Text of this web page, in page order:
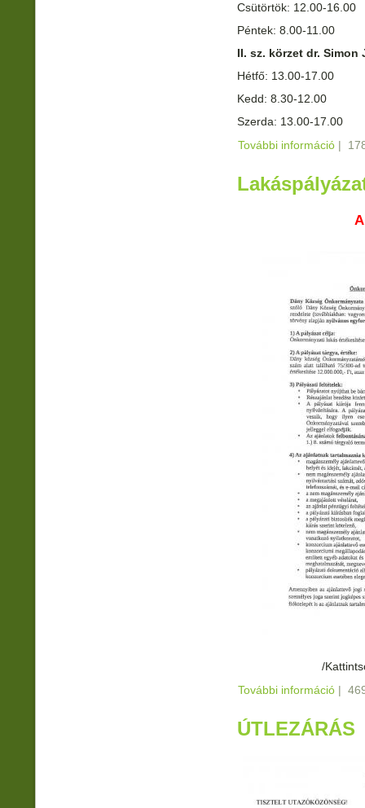
Csütörtök: 12.00-16.00
Péntek: 8.00-11.00
II. sz. körzet dr.
Hétfő: 13.00-17.00
Kedd: 8.30-12.00
Szerda: 13.00-17.00
További információ |
/
További információ |
ÚTLEZÁRÁS